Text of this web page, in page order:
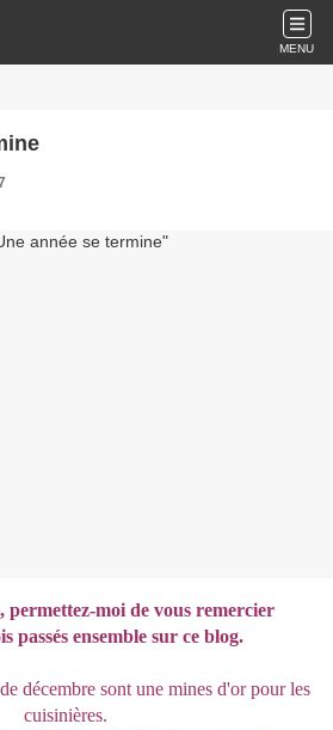
MENU
permettez-moi de vous remercier
passés ensemble sur ce blog.
décembre sont une mines d'or pour les
cuisinières.